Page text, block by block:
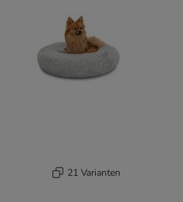
21 Varianten